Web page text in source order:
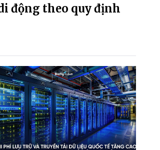
động theo quy định